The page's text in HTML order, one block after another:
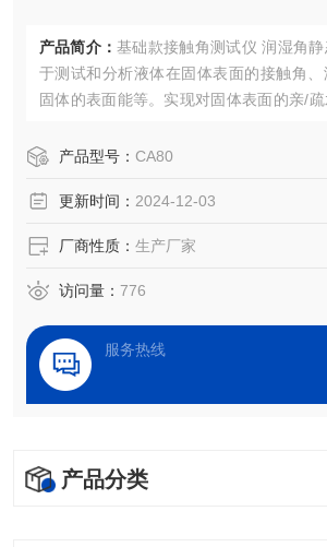
产品简介： 基础款接触角测试仪 润湿角
于测试和分析液体在固体表面的接触角、
固体的表面能等。实现对固体表面的亲/疏
附、吸收和铺展等过程分析。
产品型号： CA80
更新时间： 2024-12-03
厂商性质： 生产厂家
访问量： 776
服务热线
产品分类